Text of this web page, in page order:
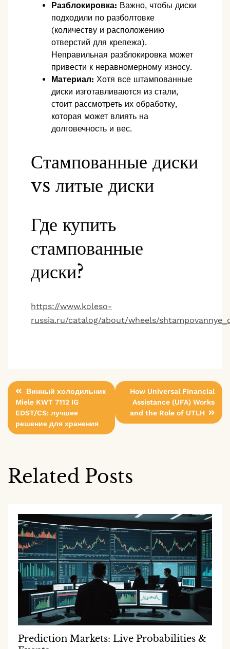
Разблокировка: Важно, чтобы диски
подходили по разболтовке
(количеству и расположению
отверстий для крепежа).
Неправильная разблокировка может
привести к неравномерному износу.
Материал: Хотя все штампованные
диски изготавливаются из стали,
стоит рассмотреть их обработку,
которая может влиять на
долговечность и вес.
Стампованные диски
vs литые диски
Где купить
стампованные
диски?
https://www.koleso-
russia.ru/catalog/about/wheels/
Post
navigation
Винный холодильник
Miele KWT 7112 IG
EDST/CS: лучшее
решение для хранения
How Universal Financial
Assistance (UFA) Works
and the Role of UTLH
Related Posts
Prediction Markets: Live Probabilities &